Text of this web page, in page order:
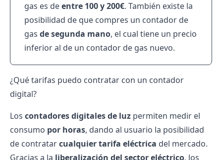
gas es deentre 100 y 200€. También existe la
posibilidad de que compres un contador de
gas de segunda mano, el cual tiene un precio
inferior al de un contador de gas nuevo.
¿Qué tarifas puedo contratar con un contador
digital?
Los contadores digitales de luz permiten medir el
consumo por horas, dando al usuario la posibilidad
de contratarcualquier tarifa eléctrica del mercado.
Gracias a la liberalización del sector eléctrico, los